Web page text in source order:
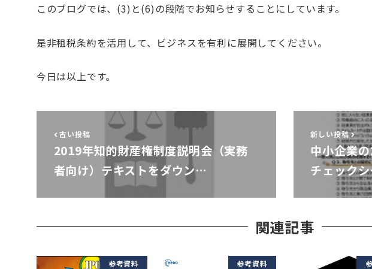
このブログでは、(3)と(6)の段階でお知らせすることにしています。
是非租税条約を活用して、ビジネスを有利に展開してください。
今日は以上です。
古い投稿
2019年知的財産権制度説明会（実務
者向け）テキストをダウン…
新しい投稿
中小企業
チェック
関連記事
参考資料 参考資料